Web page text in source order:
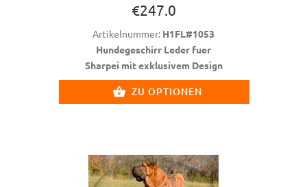
€247.0
Artikelnummer: H1FL#1053
Hundegeschirr Leder fuer
Sharpei mit exklusivem Design
ZU OPTIONEN